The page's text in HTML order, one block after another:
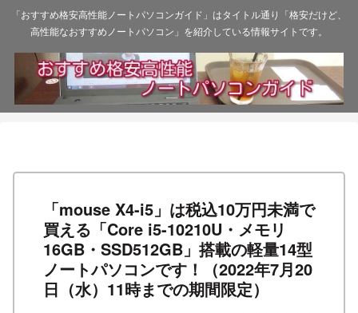
「おすすめ格安高性能ノートパソコンガイド」はタイトル通り「格安だけど、
高性能なおすすめノートパソコン」を紹介している情報サイトです。
「mouse X4-i5」は税込10万円未満で
買える「Core i5-10210U・メモリ
16GB・SSD512GB」搭載の軽量14型
ノートパソコンです！（2022年7月20
日（水）11時までの期間限定）